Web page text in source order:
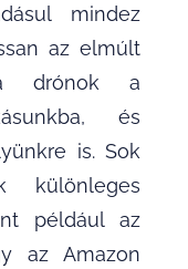
mindez
az elmúlt
drónok a
és
is. Sok
például az
az Amazon